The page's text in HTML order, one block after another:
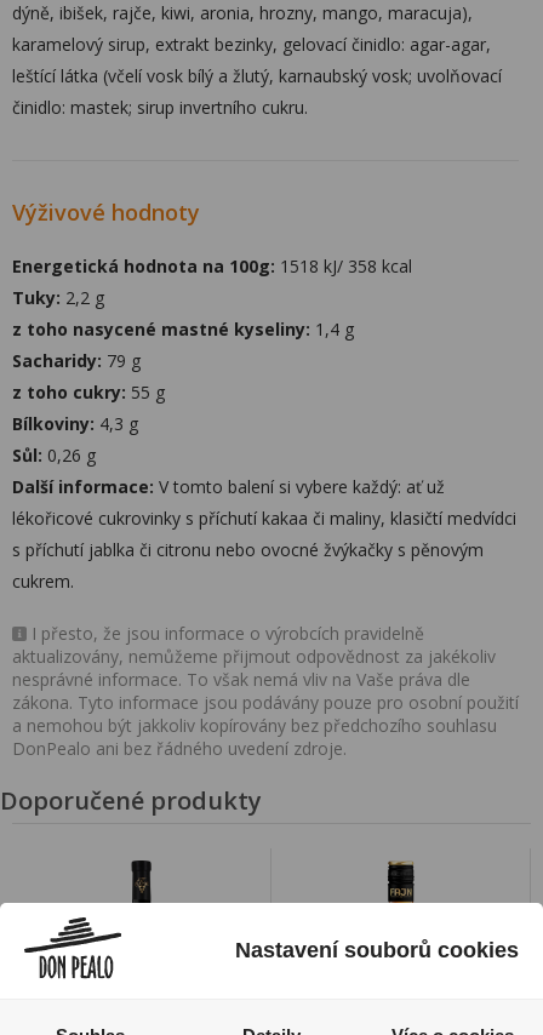
dýně, ibišek, rajče, kiwi, aronia, hrozny, mango, maracuja),
karamelový sirup, extrakt bezinky, gelovací činidlo: agar-agar,
leštící látka (včelí vosk bílý a žlutý, karnaubský vosk; uvolňovací
činidlo: mastek; sirup invertního cukru.
Výživové hodnoty
Energetická hodnota na 100g: 1518 kJ/ 358 kcal
Tuky: 2,2 g
z toho nasycené mastné kyseliny: 1,4 g
Sacharidy: 79 g
z toho cukry: 55 g
Bílkoviny: 4,3 g
Sůl: 0,26 g
Další informace: V tomto balení si vybere každý: ať už
lékořicové cukrovinky s příchutí kakaa či maliny, klasičtí medvídci
s příchutí jablka či citronu nebo ovocné žvýkačky s pěnovým
cukrem.
I přesto, že jsou informace o výrobcích pravidelně
aktualizovány, nemůžeme přijmout odpovědnost za jakékoliv
nesprávné informace. To však nemá vliv na Vaše práva dle
zákona. Tyto informace jsou podávány pouze pro osobní použití
a nemohou být jakkoliv kopírovány bez předchozího souhlasu
DonPealo ani bez řádného uvedení zdroje.
Doporučené produkty
Nastavení souborů cookies